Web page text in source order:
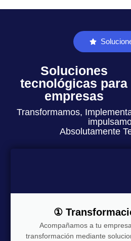
Soluciones
tecnológicas para
empresas
Transformamos,
Absolutamente
①
Acompañamos a tu
transformación mediante